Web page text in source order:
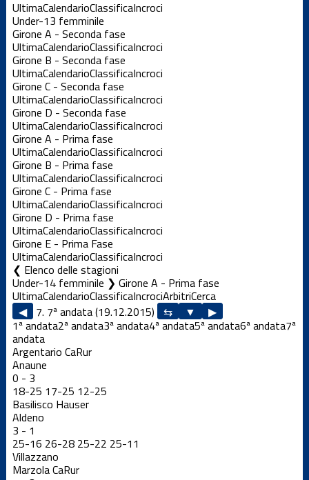
UltimaCalendarioClassificaIncroci
Under-13 femminile
Girone A - Seconda fase
UltimaCalendarioClassificaIncroci
Girone B - Seconda fase
UltimaCalendarioClassificaIncroci
Girone C - Seconda fase
UltimaCalendarioClassificaIncroci
Girone D - Seconda fase
UltimaCalendarioClassificaIncroci
Girone A - Prima fase
UltimaCalendarioClassificaIncroci
Girone B - Prima fase
UltimaCalendarioClassificaIncroci
Girone C - Prima fase
UltimaCalendarioClassificaIncroci
Girone D - Prima fase
UltimaCalendarioClassificaIncroci
Girone E - Prima Fase
UltimaCalendarioClassificaIncroci
Elenco delle stagioni
Under-14 femminile ❯ Girone A - Prima fase
UltimaCalendarioClassificaIncrociArbitriCerca
◀ 7. 7ª andata (19.12.2015)
▶
1ª andata2ª andata3ª andata4ª andata5ª andata6ª andata7ª
andata
Argentario CaRur
Anaune
0 - 3
18-25 17-25 12-25
Basilisco Hauser
Aldeno
3 - 1
25-16 26-28 25-22 25-11
Villazzano
Marzola CaRur